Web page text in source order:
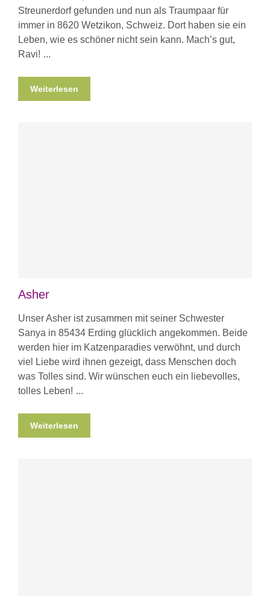
Streunerdorf gefunden und nun als Traumpaar für
immer in 8620 Wetzikon, Schweiz. Dort haben sie ein
Leben, wie es schöner nicht sein kann. Mach’s gut,
Ravi!
Weiterlesen
Asher
Unser Asher ist zusammen mit seiner Schwester
Sanya in 85434 Erding glücklich angekommen. Beide
werden hier im Katzenparadies verwöhnt, und durch
viel Liebe wird ihnen gezeigt, dass Menschen doch
was Tolles sind. Wir wünschen euch ein liebevolles,
tolles Leben!
Weiterlesen